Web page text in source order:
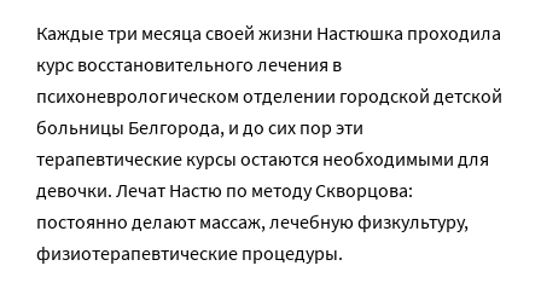
Каждые три месяца своей жизни Настюшка проходила
курс восстановительного лечения в
психоневрологическом отделении городской детской
больницы Белгорода, и до сих пор эти
терапевтические курсы остаются необходимыми для
девочки. Лечат Настю по методу Скворцова:
постоянно делают массаж, лечебную физкультуру,
физиотерапевтические процедуры.